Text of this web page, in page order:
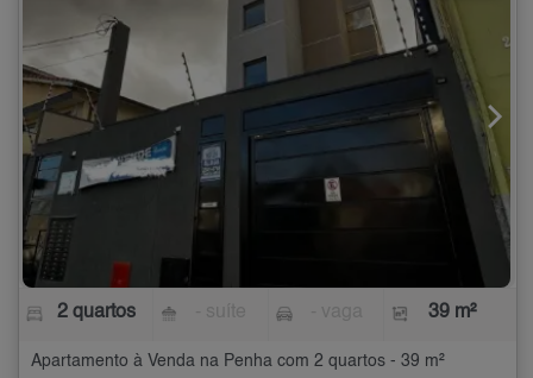
2 quartos 39 m²
Apartamento à Venda na Penha com 2 quartos - 39 m²